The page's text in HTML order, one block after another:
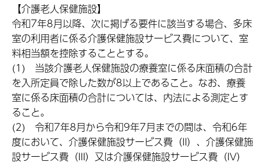
【介護老人保健施設】
令和7年8月以降、次に掲げる要件に該当する場合、多床
室の利用者に係る介護保健施設サービス費について、室
料相当額を控除することとする。
(1) 当該介護老人保健施設の療養室に係る床面積の合計
を入所定員で除した数が8以上であること。なお、療養
室に係る床面積の合計については、内法による測定とす
ること。
(2) 令和7年8月から令和9年7月までの間は、令和6年
度において、介護保健施設サービス費（II）、介護保健施
設サービス費（III）又は介護保健施設サービス費（IV）